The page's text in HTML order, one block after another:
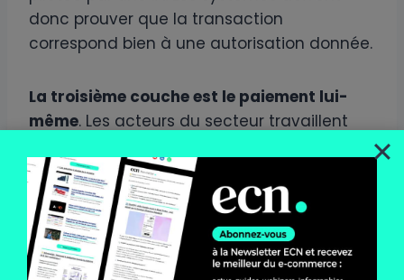
donc prouver que la transaction
correspond bien à une autorisation donnée.
La troisième couche est le paiement lui-
même. Les acteurs du secteur travaillent
la tokenisation, qui remplace les
données sensibles de carte par des
identifiants numériques ;
l’authentification forte, pour valider